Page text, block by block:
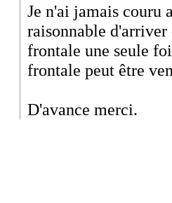
Je n'ai jamais couru
raisonnable
frontale une seule
frontale peut être
D'avance merci.